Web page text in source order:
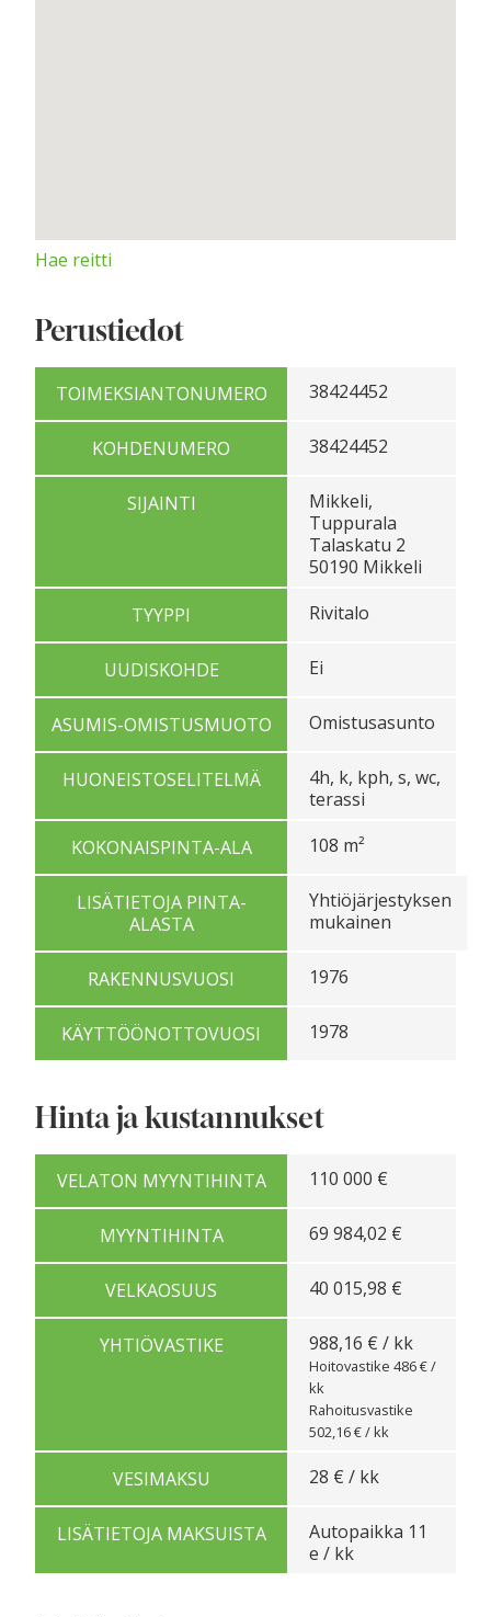
Hae reitti
Perustiedot
TOIMEKSIANTONUMERO 38424452
KOHDENUMERO 38424452
SIJAINTI
Mikkeli,
Tuppurala
Talaskatu 2
50190 Mikkeli
TYYPPI
Rivitalo
UUDISKOHDE Ei
ASUMIS-OMISTUSMUOTO Omistusasunto
HUONEISTOSELITELMÄ
4h, k, kph, s, wc,
terassi
KOKONAISPINTA-ALA
108 m²
LISÄTIETOJA PINTA-
ALASTA
Yhtiöjärjestyksen
mukainen
RAKENNUSVUOSI 1976
KÄYTTÖÖNOTTOVUOSI 1978
Hinta ja kustannukset
VELATON MYYNTIHINTA 110 000 €
MYYNTIHINTA 69 984,02 €
VELKAOSUUS 40 015,98 €
YHTIÖVASTIKE 988,16 € / kk
Hoitovastike 486 € /
kk
Rahoitusvastike
502,16 € / kk
VESIMAKSU 28 € / kk
LISÄTIETOJA MAKSUISTA
Autopaikka 11
e / kk